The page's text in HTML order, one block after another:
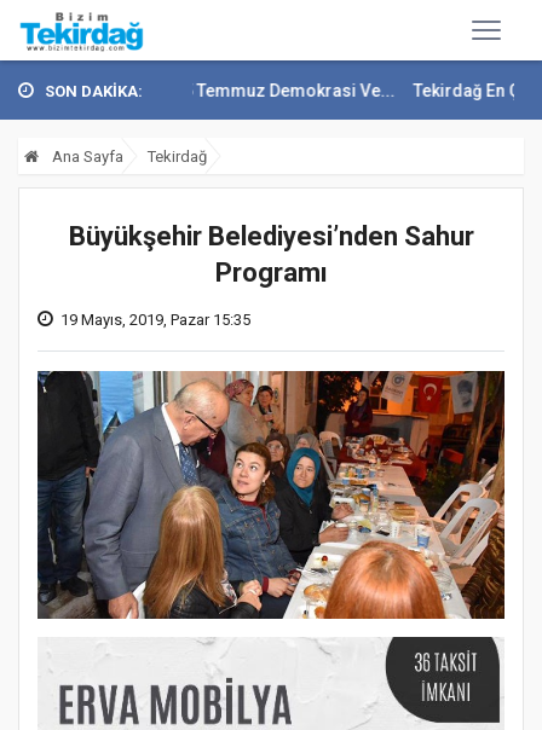
SON DAKİKA:
Soytürk'ten 15 Temmuz Demokrasi Ve... Tekirdağ En Çok Göç
Ana Sayfa Tekirdağ
Büyükşehir Belediyesi’nden Sahur
Programı
19 Mayıs, 2019, Pazar 15:35